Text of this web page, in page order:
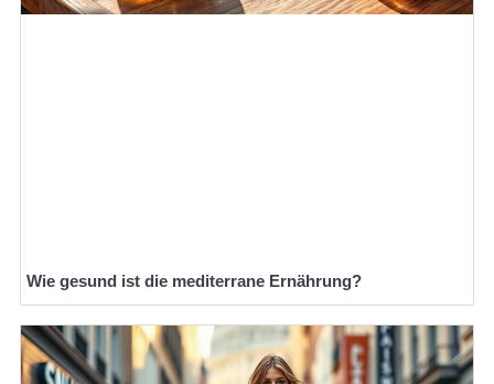
Wie gesund ist die mediterrane Ernährung?